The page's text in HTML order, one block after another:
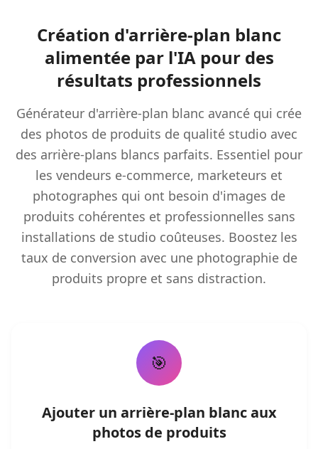
Création d'arrière-plan blanc
alimentée par l'IA pour des
résultats professionnels
Générateur d'arrière-plan blanc avancé qui crée
des photos de produits de qualité studio avec
des arrière-plans blancs parfaits. Essentiel pour
les vendeurs e-commerce, marketeurs et
photographes qui ont besoin d'images de
produits cohérentes et professionnelles sans
installations de studio coûteuses. Boostez les
taux de conversion avec une photographie de
produits propre et sans distraction.
🎯
Ajouter un arrière-plan blanc aux
photos de produits